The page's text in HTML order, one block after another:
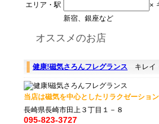
エリア・駅 ×
新宿、銀座など
オススメのお店
健康!磁気さろんフレグランス キレイ
当店は磁気を中心としたリラクゼーショ
長崎県長崎市田上３丁目１－８
095-823-3727